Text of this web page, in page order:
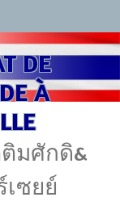
DE
À
มศักดิ&
ซยย์